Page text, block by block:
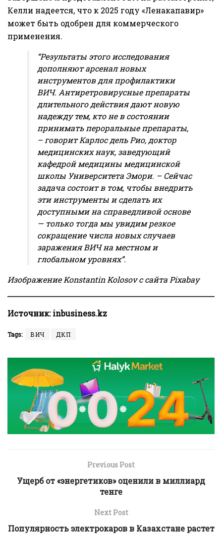
Келли надеется, что к 2025 году «Ленакапавир»
может быть одобрен для коммерческого
применения.
“Результаты этого исследования
дополняют арсенал новых
инструментов для профилактики
ВИЧ. Антиретровирусные препараты
длительного действия дают новую
надежду тем, кто не в состоянии
принимать пероральные препараты,
– говорит Карлос дель Рио, доктор
медицинских наук, заведующий
кафедрой медицины медицинской
школы Университета Эмори. – Сейчас
задача состоит в том, чтобы внедрить
эти инструменты и сделать их
доступными на справедливой основе
— только тогда мы увидим резкое
сокращение числа новых случаев
заражения ВИЧ на местном и
глобальном уровнях”.
Изображение Konstantin Kolosovс сайта Pixabay
Источник:inbusiness.kz
Tags: ВИЧ ДКП
Previous Post
Ущерб от «энергетиков» оценили в миллиард
тенге
Next Post
Популярность электрокаров в Казахстане растет